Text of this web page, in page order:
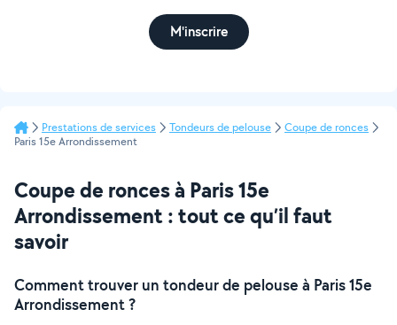
M'inscrire
Prestations de services Tondeurs de pelouse
Coupe de ronces
Paris 15e Arrondissement
Coupe de ronces à Paris 15e
Arrondissement : tout ce qu’il faut
savoir
Comment trouver un tondeur de pelouse à Paris 15e
Arrondissement ?